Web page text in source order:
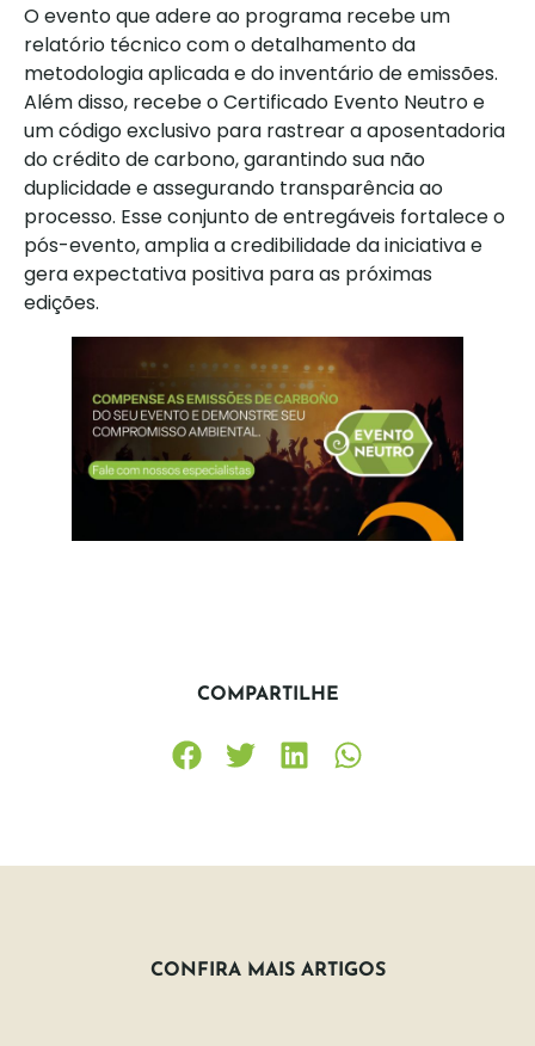
O evento que adere ao programa recebe um
relatório técnico com o detalhamento da
metodologia aplicada e do inventário de emissões.
Além disso, recebe o Certificado Evento Neutro e
um código exclusivo para rastrear a aposentadoria
do crédito de carbono, garantindo sua não
duplicidade e assegurando transparência ao
processo. Esse conjunto de entregáveis fortalece o
pós-evento, amplia a credibilidade da iniciativa e
gera expectativa positiva para as próximas
edições.
COMPARTILHE
CONFIRA MAIS ARTIGOS